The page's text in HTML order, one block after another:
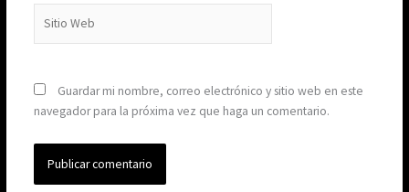
Web
Guardar mi nombre, correo electrónico y sitio web en este
navegador para la próxima vez que haga un comentario.